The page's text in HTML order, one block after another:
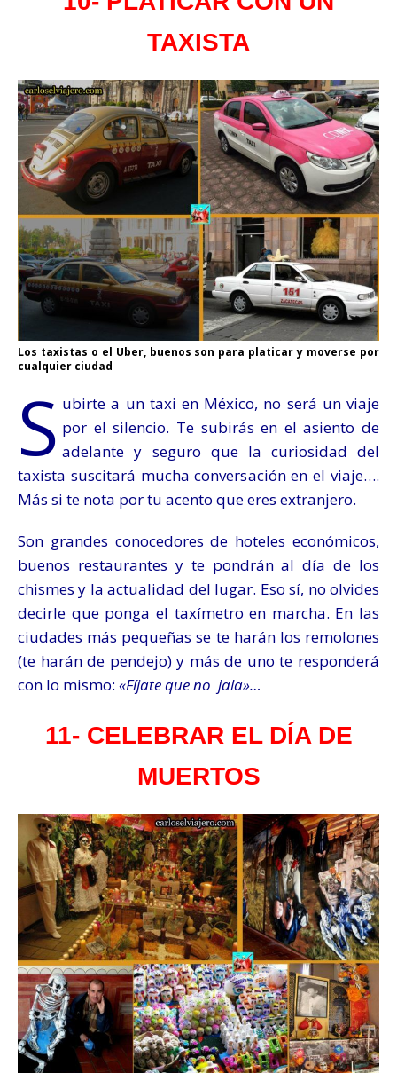
TAXISTA
Los taxistas o el Uber, buenos son para platicar y moverse por
cualquier ciudad
S ubirte a un taxi en México, no será un viaje
por el silencio. Te subirás en el asiento de
adelante y seguro que la curiosidad del
taxista suscitará mucha conversación en el viaje….
Más si te nota por tu acento que eres extranjero.
Son grandes conocedores de hoteles económicos,
buenos restaurantes y te pondrán al día de los
chismes y la actualidad del lugar. Eso sí, no olvides
decirle que ponga el taxímetro en marcha. En las
ciudades más pequeñas se te harán los remolones
(te harán de pendejo) y más de uno te responderá
con lo mismo: «Fíjate que no jala»…
11- CELEBRAR EL DÍA DE
MUERTOS